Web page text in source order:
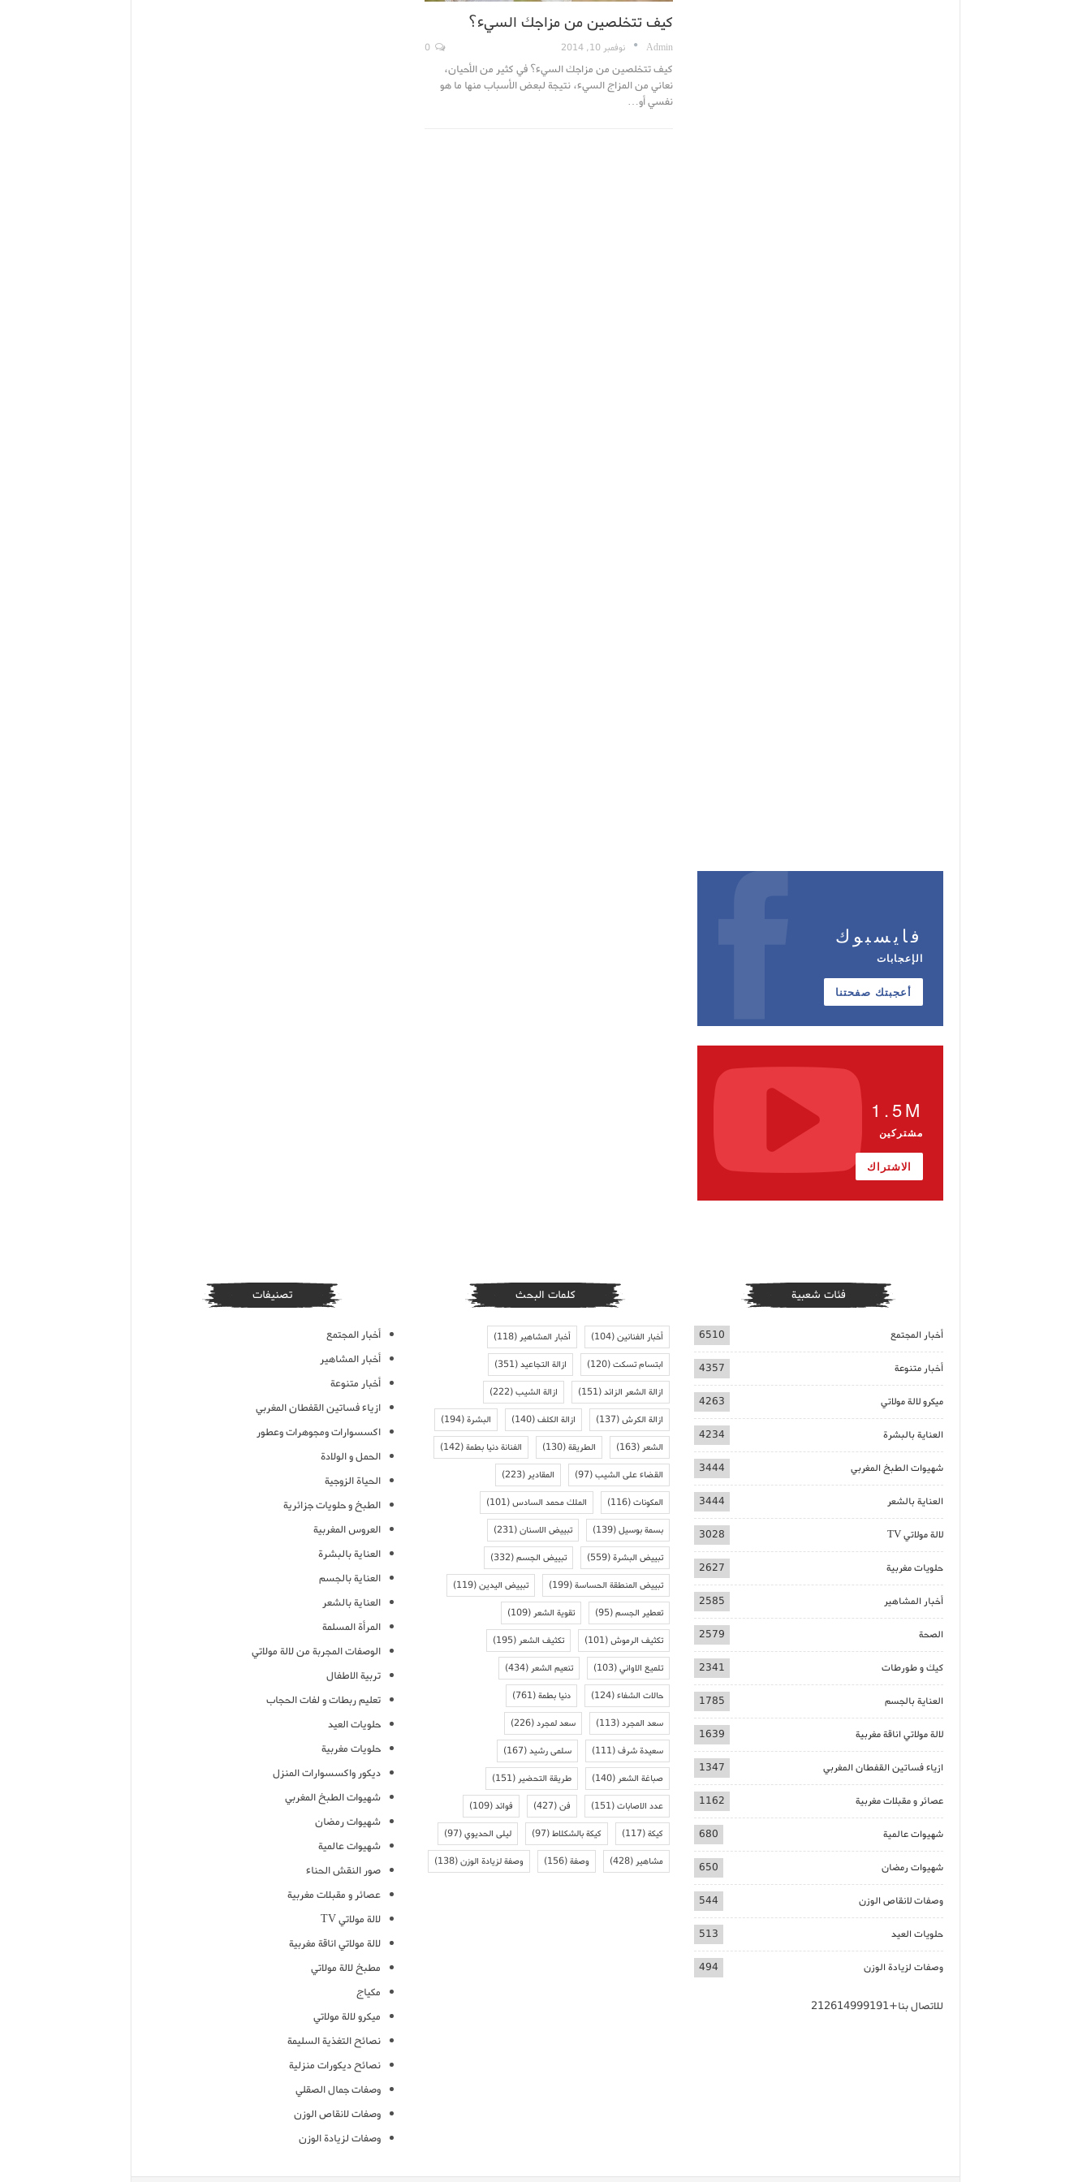
كيف تتخلصين من مزاجك السيء؟
Admin نوفمبر 10, 2014
كيف تتخلصين من مزاجك السيء؟ في كثير من الأحيان،
نعاني من المزاج السيء، نتيجة لبعض الأسباب منها ما هو
نفسي أو…
فايسبوك
الإعجابات
أعجبتك صفحتنا
1.5M
مشتركين
الاشتراك
فئات شعبية
أخبار المجتمع 6510
أخبار متنوعة 4357
ميكرو لالة مولاتي 4263
العناية بالبشرة 4234
شهيوات الطبخ المغربي 3444
العناية بالشعر 3444
لالة مولاتي TV 3028
حلويات مغربية 2627
أخبار المشاهير 2585
الصحة 2579
كيك و طورطات 2341
العناية بالجسم 1785
لالة مولاتي اناقة مغربية 1639
ازياء فساتين القفطان المغربي 1347
عصائر و مقبلات مغربية 1162
شهيوات عالمية 680
شهيوات رمضان 650
وصفات لانقاص الوزن 544
حلويات العيد 513
وصفات لزيادة الوزن 494
للاتصال بنا+212614999191
كلمات البحث
أخبار الفنانين(104) أخبار المشاهير(118)
ابتسام تسكت(120) ازالة التجاعيد(351)
ازالة الشعر الزائد(151) ازالة الشيب(222)
ازالة الكرش(137) ازالة الكلف(140) البشرة(194)
الشعر(163) الطريقة(130) الفنانة دنيا بطمة(142)
القضاء على الشيب(97) المقادير(223)
المكونات(116) الملك محمد السادس(101)
بسمة بوسيل(139) تبييض الاسنان(231)
تبييض البشرة(559) تبييض الجسم(332)
تبييض المنطقة الحساسة(199) تبييض اليدين(119)
تعطير الجسم(95) تقوية الشعر(109)
تكثيف الرموش(101) تكثيف الشعر(195)
تلميع الاواني(103) تنعيم الشعر(434)
حالات الشفاء(124) دنيا بطمة(761)
سعد المجرد(113) سعد لمجرد(226)
سعيدة شرف(111) سلمى رشيد(167)
صباغة الشعر(140) طريقة التحضير(151)
عدد الاصابات(151) فن(427) فوائد(109)
كيكة(117) كيكة بالشكلاط(97) ليلى الحديوي(97)
مشاهير(428) وصفة(156) وصفة لزيادة الوزن(138)
تصنيفات
أخبار المجتمع
أخبار المشاهير
أخبار متنوعة
ازياء فساتين القفطان المغربي
اكسسوارات ومجوهرات وعطور
الحمل و الولادة
الحياة الزوجية
الطبخ و حلويات جزائرية
العروس المغربية
العناية بالبشرة
العناية بالجسم
العناية بالشعر
المرأة المسلمة
الوصفات المجربة من لالة مولاتي
تربية الاطفال
تعليم ربطات و لفات الحجاب
حلويات العيد
حلويات مغربية
ديكور واكسسوارات المنزل
شهيوات الطبخ المغربي
شهيوات رمضان
شهيوات عالمية
صور النقش الحناء
عصائر و مقبلات مغربية
لالة مولاتي TV
لالة مولاتي اناقة مغربية
مطبخ لالة مولاتي
مكياج
ميكرو لالة مولاتي
نصائح التغذية السليمة
نصائح ديكورات منزلية
وصفات جمال الصقلي
وصفات لانقاص الوزن
وصفات لزيادة الوزن